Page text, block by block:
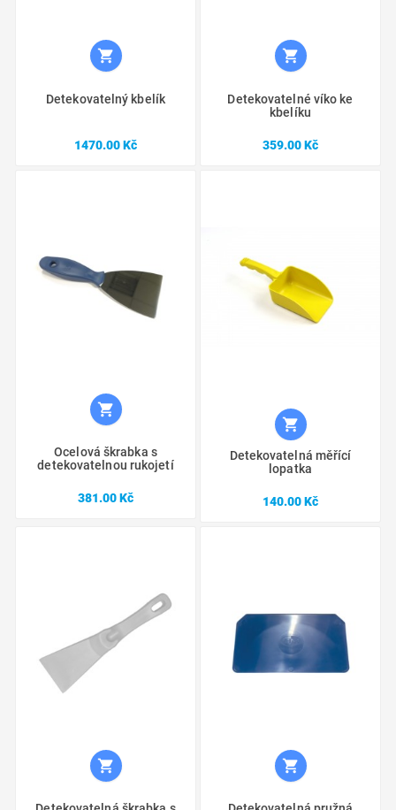

Detekovatelný kbelík
1470.00 KčCena

Detekovatelné víko ke
kbelíku
359.00 KčCena

Ocelová škrabka s
detekovatelnou rukojetí
381.00 KčCena

Detekovatelná měřící
lopatka
140.00 KčCena
 